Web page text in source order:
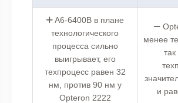
A6-6400B в плане
технологического
процесса сильно
выигрывает, его
техпроцесс равен 32
нм, против 90 нм у
Opteron 2222
менее
так
и